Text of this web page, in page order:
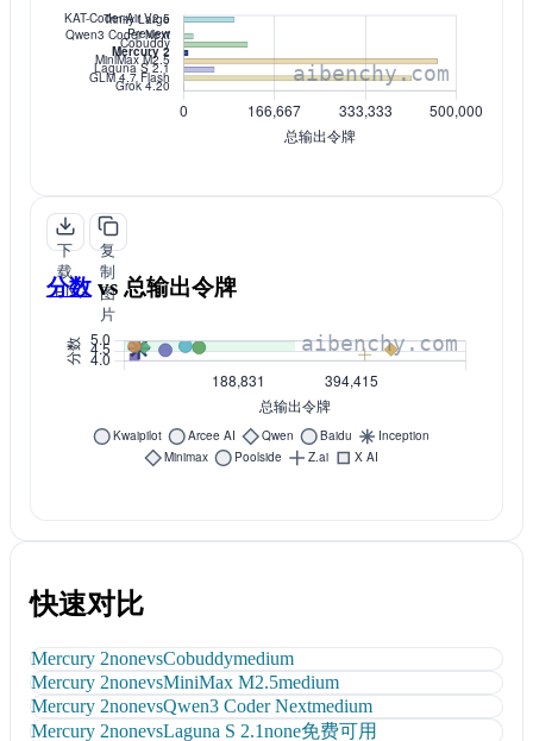
下
载
PNG
复
制
图
片
分数 vs总输出令牌
快速对比
Mercury 2nonevsCobuddymedium
Mercury 2nonevsMiniMax M2.5medium
Mercury 2nonevsQwen3 Coder Nextmedium
Mercury 2nonevsLaguna S 2.1none免费可用